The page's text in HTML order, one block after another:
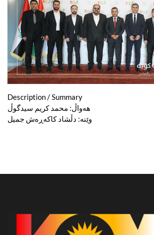
Description / Summary
هەواڵ: محمد کریم سیدگوڵ
وێنە: دڵشاد کاکەڕەش جمیل